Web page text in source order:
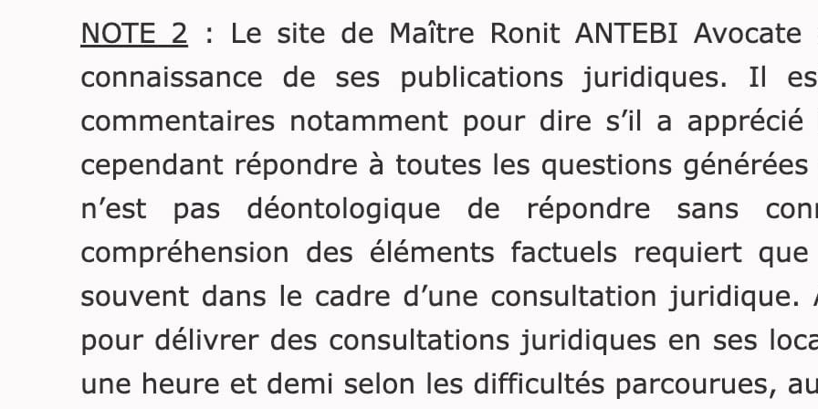
rachat du contrat ou de
gratifier un bénéficiaire
hors du contexte des droits
de succession.
mariage, quelle
leur mode
(achat, donation,
ou encore leur
financement.